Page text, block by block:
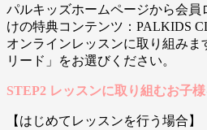
パルキッズホームページから会
けの特典コンテンツ：PALKIDS
オンラインレッスンに取り組み
リード」をお選びください。
STEP2 レッスンに取り組むお子
【はじめてレッスンを行う場合】